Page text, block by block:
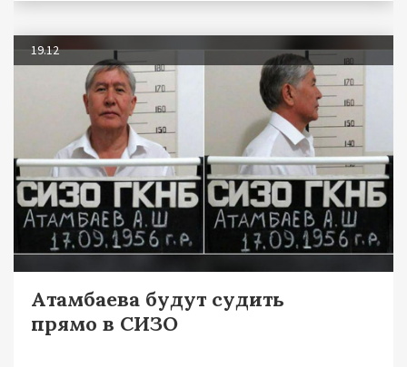
19.12
Атамбаева будут судить
прямо в СИЗО